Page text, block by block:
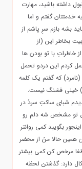
داشته باشید، مهارت
خدمتتان گفتم و اما
بشه بازم سرِ پاشم از
بخاطر این (از
خاطراتِ با تو بودن ها
کردم این دردو تحمل
که گفتم یک کلمه
خیلی قشنگ نیست.
شبای ساکتِ سردُ در
تو مشخص شه دلم رو
بگویید کمی روانتر
حالا منُ از محضر
مرخص کن کمی بیشتر
دارد: گذشتن لحظه